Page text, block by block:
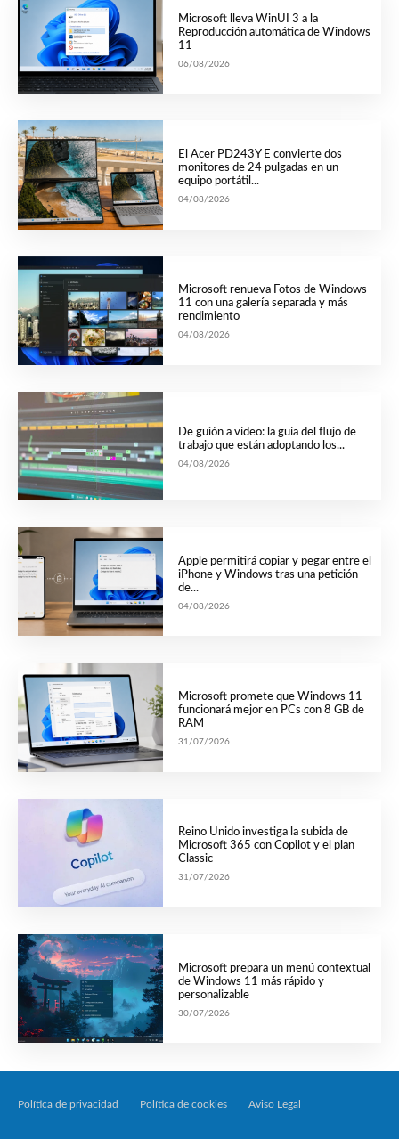
Microsoft lleva WinUI 3 a la
Reproducción automática de Windows
11
06/08/2026
El Acer PD243Y E convierte dos
monitores de 24 pulgadas en un
equipo portátil...
04/08/2026
Microsoft renueva Fotos de Windows
11 con una galería separada y más
rendimiento
04/08/2026
De guión a vídeo: la guía del flujo de
trabajo que están adoptando los...
04/08/2026
Apple permitirá copiar y pegar entre el
iPhone y Windows tras una petición
de...
04/08/2026
Microsoft promete que Windows 11
funcionará mejor en PCs con 8 GB de
RAM
31/07/2026
Reino Unido investiga la subida de
Microsoft 365 con Copilot y el plan
Classic
31/07/2026
Microsoft prepara un menú contextual
de Windows 11 más rápido y
personalizable
30/07/2026
Política de privacidad Política de cookies Aviso Legal